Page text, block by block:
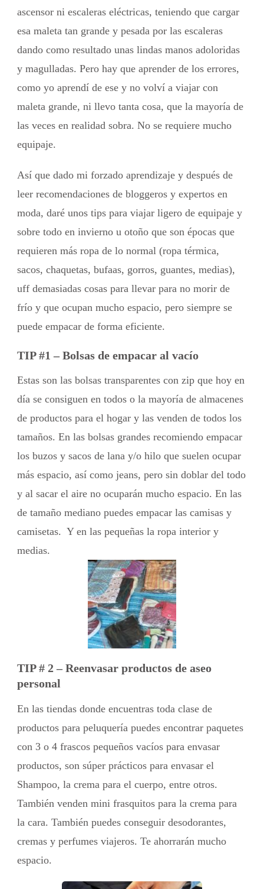
ascensor ni escaleras eléctricas, teniendo que cargar
esa maleta tan grande y pesada por las escaleras
dando como resultado unas lindas manos adoloridas
y magulladas. Pero hay que aprender de los errores,
como yo aprendí de ese y no volví a viajar con
maleta grande, ni llevo tanta cosa, que la mayoría de
las veces en realidad sobra. No se requiere mucho
equipaje.
Así que dado mi forzado aprendizaje y después de
leer recomendaciones de bloggeros y expertos en
moda, daré unos tips para viajar ligero de equipaje y
sobre todo en invierno u otoño que son épocas que
requieren más ropa de lo normal (ropa térmica,
sacos, chaquetas, bufaas, gorros, guantes, medias),
uff demasiadas cosas para llevar para no morir de
frío y que ocupan mucho espacio, pero siempre se
puede empacar de forma eficiente.
TIP #1 – Bolsas de empacar al vacío
Estas son las bolsas transparentes con zip que hoy en
día se consiguen en todos o la mayoría de almacenes
de productos para el hogar y las venden de todos los
tamaños. En las bolsas grandes recomiendo empacar
los buzos y sacos de lana y/o hilo que suelen ocupar
más espacio, así como jeans, pero sin doblar del todo
y al sacar el aire no ocuparán mucho espacio. En las
de tamaño mediano puedes empacar las camisas y
camisetas. Y en las pequeñas la ropa interior y
medias.
TIP # 2 – Reenvasar productos de aseo
personal
En las tiendas donde encuentras toda clase de
productos para peluquería puedes encontrar paquetes
con 3 o 4 frascos pequeños vacíos para envasar
productos, son súper prácticos para envasar el
Shampoo, la crema para el cuerpo, entre otros.
También venden mini frasquitos para la crema para
la cara. También puedes conseguir desodorantes,
cremas y perfumes viajeros. Te ahorrarán mucho
espacio.